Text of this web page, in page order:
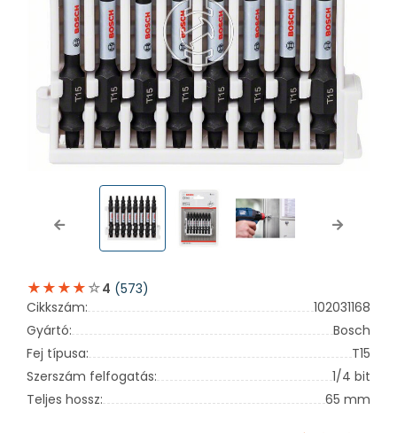
Previous Next
4 (573)
Cikkszám:
102031168
Gyártó:
Bosch
Fej típusa:
T15
Szerszám felfogatás:
1/4 bit
Teljes hossz:
65 mm